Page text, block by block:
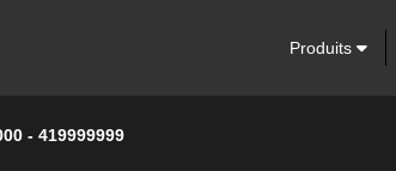
Produits
- 419999999